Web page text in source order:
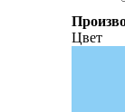
Цвет